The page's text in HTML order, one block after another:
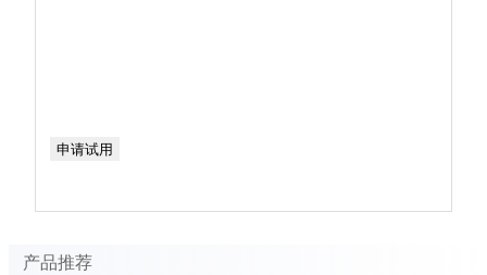
申请试用
产品推荐